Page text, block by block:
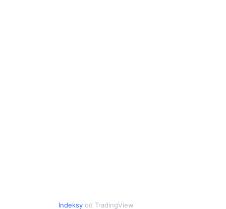
Indeksyod TradingView